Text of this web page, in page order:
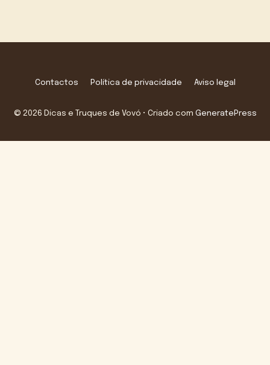
Contactos Política de privacidade Aviso legal
© 2026 Dicas e Truques de Vovó • Criado com GeneratePress